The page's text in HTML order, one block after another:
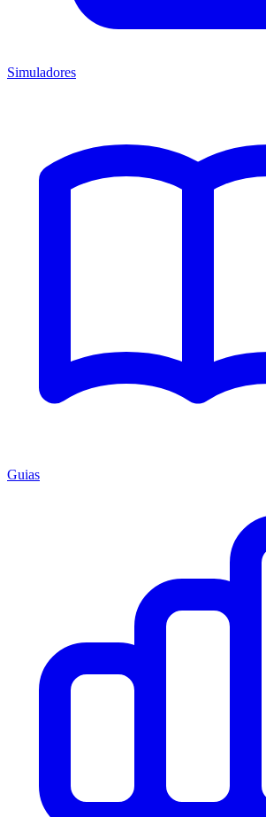
Simuladores
Guias